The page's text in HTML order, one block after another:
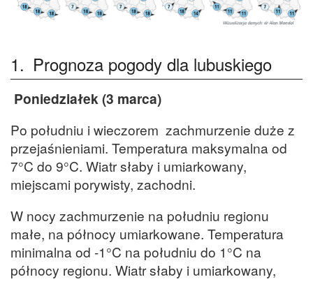
1. Prognoza pogody dla lubuskiego
Poniedziałek (3 marca)
Po południu i wieczorem zachmurzenie duże z
przejaśnieniami. Temperatura maksymalna od
7°C do 9°C. Wiatr słaby i umiarkowany,
miejscami porywisty, zachodni.
W nocy zachmurzenie na południu regionu
małe, na północy umiarkowane. Temperatura
minimalna od -1°C na południu do 1°C na
północy regionu. Wiatr słaby i umiarkowany,